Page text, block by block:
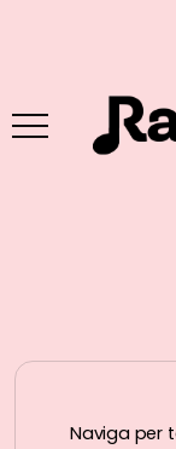
Naviga per